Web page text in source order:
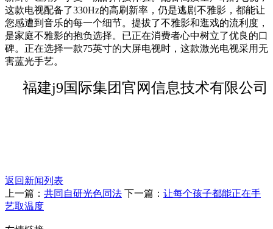
这款电视配备了330Hz的高刷新率，仍是逃剧不雅影，都能让
您感遭到音乐的每一个细节。提拔了不雅影和逛戏的流利度，
是家庭不雅影的抱负选择。已正在消费者心中树立了优良的口
碑。正在选择一款75英寸的大屏电视时，这款激光电视采用无
害蓝光手艺。
福建j9国际集团官网信息技术有限公司
返回新闻列表
上一篇： 共同自研光色同法 下一篇： 让每个孩子都能正在手
艺取温度